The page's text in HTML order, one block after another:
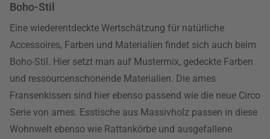
Boho-Stil
Eine wiederentdeckte Wertschätzung für natürliche
Accessoires, Farben und Materialien findet sich auch beim
Boho-Stil. Hier setzt man auf Mustermix, gedeckte Farben
und ressourcenschonende Materialien. Die ames
Fransenkissen sind hier ebenso passend wie die neue Circo
Serie von ames. Esstische aus Massivholz passen in diese
Wohnwelt ebenso wie Rattankörbe und ausgefallene